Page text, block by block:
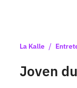
La Kalle /
Joven